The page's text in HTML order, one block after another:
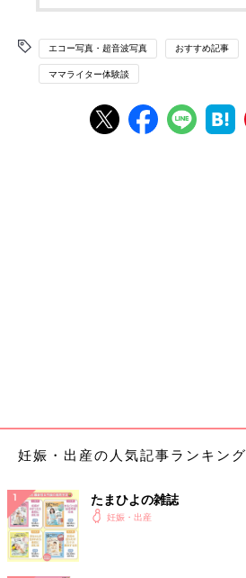
エコー写真・超音波写真 おすすめ記事
ママライター体験談
妊娠・出産の人気記事ランキング
たまひよの雑誌
妊娠・出産